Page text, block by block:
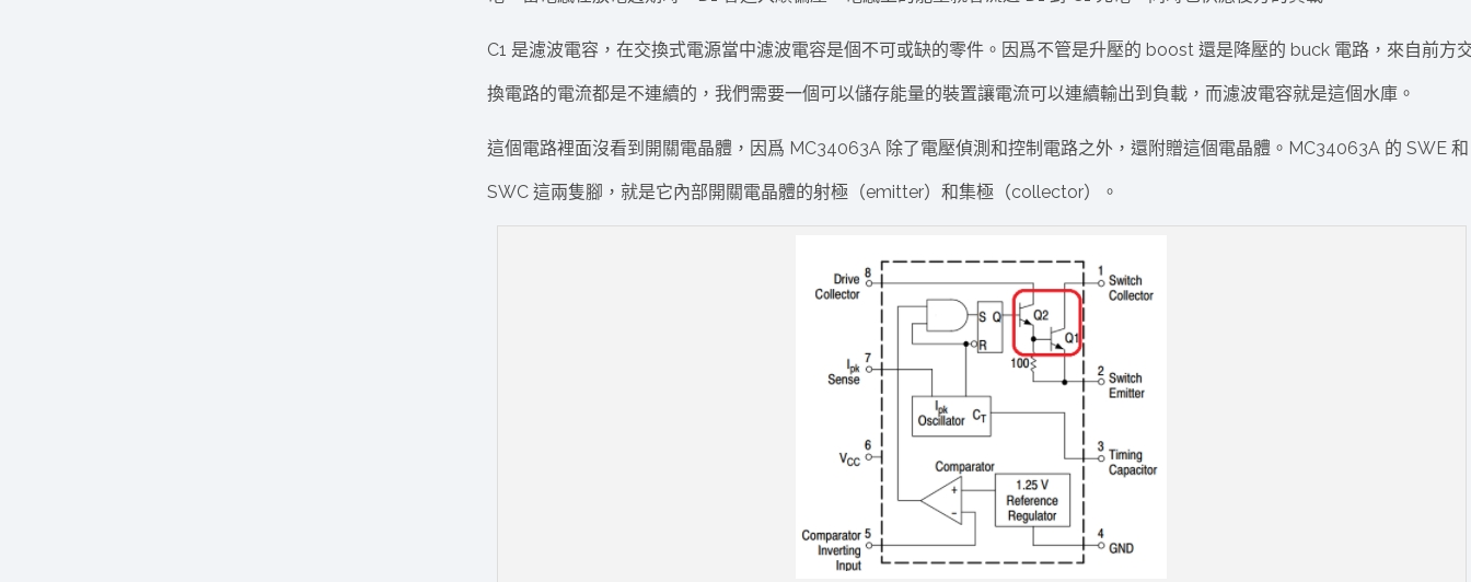
C1 是濾波電容，在交換式電源當中濾波電容是個不可或缺的零件。因爲不管是升壓的 boost 還是降壓的 buck 電路，來自前方
換電路的電流都是不連續的，我們需要一個可以儲存能量的裝置讓電流可以連續輸出到負載，而濾波電容就是這個水庫。
這個電路裡面沒看到開關電晶體，因爲 MC34063A 除了電壓偵測和控制電路之外，還附贈這個電晶體。MC34063A 的 SWE 和
SWC 這兩隻腳，就是它內部開關電晶體的射極（emitter）和集極（collector）。